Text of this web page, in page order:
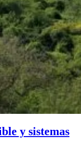
y sistemas